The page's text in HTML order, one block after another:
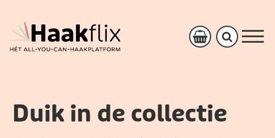
Duik in de collectie